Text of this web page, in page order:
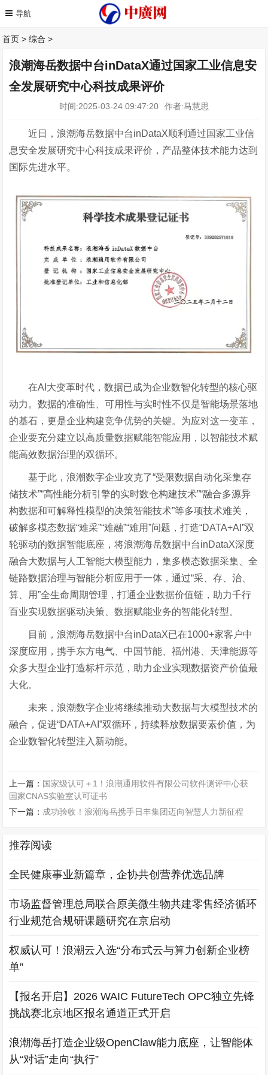
首页 >综合 >
浪潮海岳数据中台inDataX通过国家工业信息安
全发展研究中心科技成果评价
时间:2025-03-24 09:47:20 作者:马慧思
近日，浪潮海岳数据中台inDataX顺利通过国家工业信
息安全发展研究中心科技成果评价，产品整体技术能力达到
国际先进水平。
在AI大变革时代，数据已成为企业数智化转型的核心驱
动力。数据的准确性、可用性与实时性不仅是智能场景落地
的基石，更是企业构建竞争优势的关键。为应对这一变革，
企业要充分建立以高质量数据赋能智能应用，以智能技术赋
能高效数据治理的双循环。
基于此，浪潮数字企业攻克了“受限数据自动化采集存
储技术”“高性能分析引擎的实时数仓构建技术”“融合多源异
构数据和可解释性模型的决策智能技术”等多项技术难关，
破解多模态数据“难采”“难融”“难用”问题，打造“DATA+AI”双
轮驱动的数据智能底座，将浪潮海岳数据中台inDataX深度
融合大数据与人工智能大模型能力，集多模态数据采集、全
链路数据治理与智能分析应用于一体，通过“采、存、治、
算、用”全生命周期管理，打通企业数据价值链，助力千行
百业实现数据驱动决策、数据赋能业务的智能化转型。
目前，浪潮海岳数据中台inDataX已在1000+家客户中
深度应用，携手东方电气、中国节能、福州港、天津能源等
众多大型企业打造标杆示范，助力企业实现数据资产价值最
大化。
未来，浪潮数字企业将继续推动大数据与大模型技术的
融合，促进“DATA+AI”双循环，持续释放数据要素价值，为
企业数智化转型注入新动能。
上一篇： 国家级认可＋1！浪潮通用软件有限公司软件测评中心获
国家CNAS实验室认可证书
下一篇： 成功验收！浪潮海岳携手日丰集团迈向智慧人力新征程
推荐阅读
全民健康事业新篇章，企协共创营养优选品牌
市场监督管理总局联合原美微生物共建零售经济循环
行业规范合规研课题研究在京启动
权威认可！浪潮云入选“分布式云与算力创新企业榜
单”
【报名开启】2026 WAIC FutureTech OPC独立先锋
挑战赛北京地区报名通道正式开启
浪潮海岳打造企业级OpenClaw能力底座，让智能体
从“对话”走向“执行”